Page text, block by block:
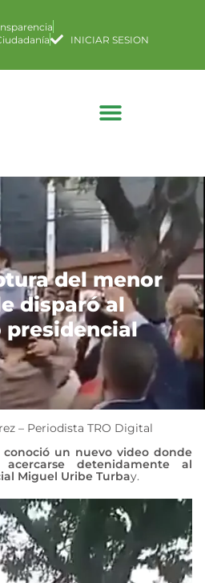
INICIAR SESION
del menor
disparó al
presidencial
– Periodista TRO Digital
un nuevo video donde
detenidamente al
Miguel Uribe Turbay.